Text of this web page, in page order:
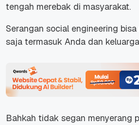
tengah merebak di masyarakat.
Serangan social engineering
saja termasuk Anda dan
Bahkah tidak segan menyerang